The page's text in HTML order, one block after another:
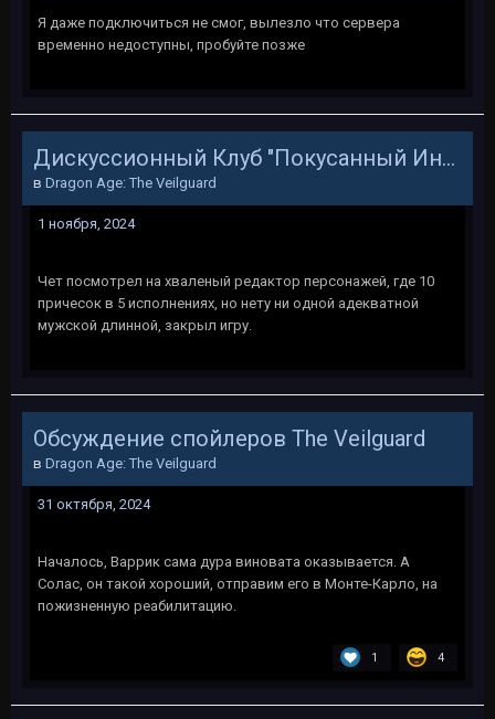
Я даже подключиться не смог, вылезло что сервера
временно недоступны, пробуйте позже
Дискуссионный Клуб "Покусанный Инквизитор"
в Dragon Age: The Veilguard
1 ноября, 2024
Чет посмотрел на хваленый редактор персонажей, где 10
причесок в 5 исполнениях, но нету ни одной адекватной
мужской длинной, закрыл игру.
Обсуждение спойлеров The Veilguard
в Dragon Age: The Veilguard
31 октября, 2024
Началось, Варрик сама дура виновата оказывается. А
Солас, он такой хороший, отправим его в Монте-Карло, на
пожизненную реабилитацию.
1 4